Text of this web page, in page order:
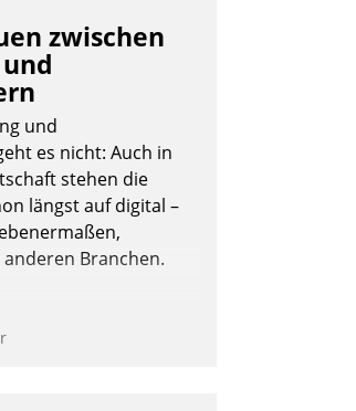
zwischen
und
und
es nicht: Auch in
stehen die
längst auf digital –
Branchen.